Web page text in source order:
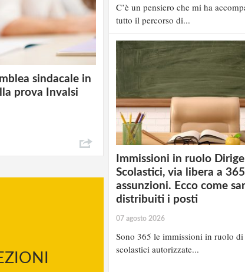
sindacale in
prova Invalsi
C’è un pensiero che mi ha
tutto il percorso di...
Immissioni in ruolo
Scolastici, via libera a 365
assunzioni. Ecco come
distribuiti i posti
07 agosto 2026
Sono 365 le immissioni in ruolo
scolastici autorizzate...